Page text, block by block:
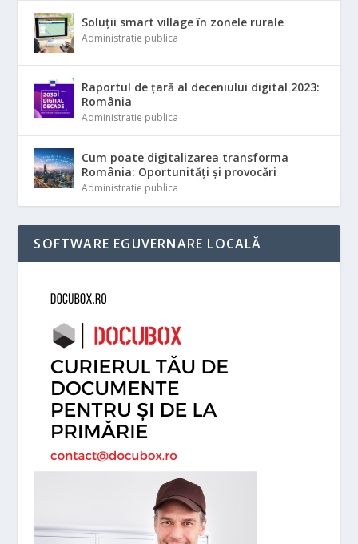
Soluții smart village în zonele rurale
Administratie publica
Raportul de țară al deceniului digital 2023:
România
Administratie publica
Cum poate digitalizarea transforma
România: Oportunități și provocări
Administratie publica
SOFTWARE EGUVERNARE LOCALĂ